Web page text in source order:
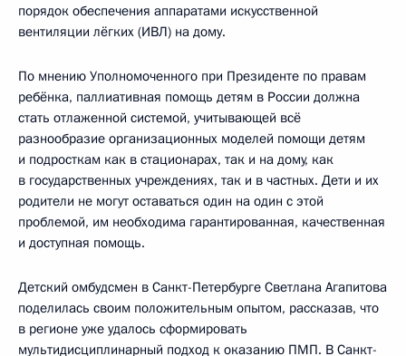
порядок обеспечения аппаратами искусственной
вентиляции лёгких (ИВЛ) на дому.
По мнению Уполномоченного при Президенте по правам
ребёнка, паллиативная помощь детям в России должна
стать отлаженной системой, учитывающей всё
разнообразие организационных моделей помощи детям
и подросткам как в стационарах, так и на дому, как
в государственных учреждениях, так и в частных. Дети и их
родители не могут оставаться один на один с этой
проблемой, им необходима гарантированная, качественная
и доступная помощь.
Детский омбудсмен в Санкт-Петербурге Светлана Агапитова
поделилась своим положительным опытом, рассказав, что
в регионе уже удалось сформировать
мультидисциплинарный подход к оказанию ПМП. В Санкт-